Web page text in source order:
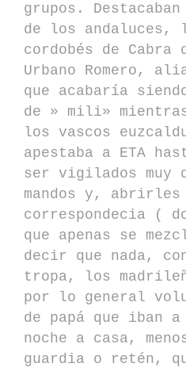
grupos.
de los andaluces,
cordobés de Cabra
Urbano Romero,
que acabaría
de » mili»
los vascos
apestaba a ETA
ser vigilados muy
mandos y,
correspondecia (
que apenas se
decir que nada,
tropa, los
por lo general
de papá que iban
noche a casa,
guardia o retén,